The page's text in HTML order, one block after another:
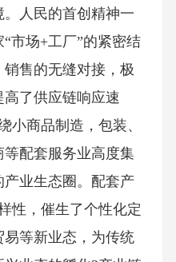
人民的首创精神一
市场+工厂”的紧密结
售的无缝对接，极
了供应链响应速
小商品制造，包装、
配套服务业高度集
业生态圈。配套产
性，催生了个性化定
等新业态，为传统